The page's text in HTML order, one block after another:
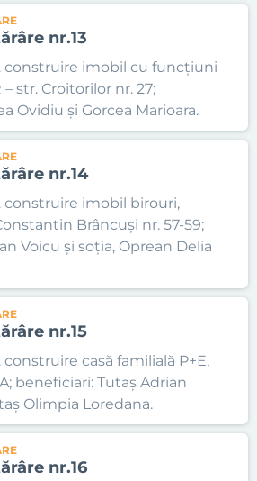
nr.13
construire imobil cu funcțiuni
– str. Croitorilor nr. 27;
Ovidiu și Gorcea Marioara.
nr.14
construire imobil birouri,
Brâncuși nr. 57-59;
Voicu și soția, Oprean Delia
nr.15
construire casă familială P+E,
beneficiari: Tutaș Adrian
Olimpia Loredana.
nr.16